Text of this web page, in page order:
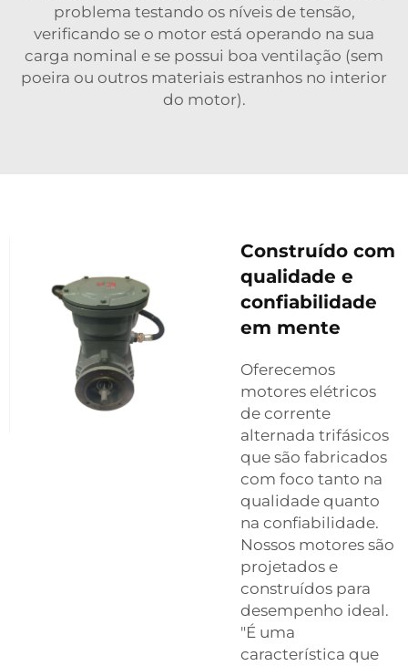
problema testando os níveis de tensão,
verificando se o motor está operando na sua
carga nominal e se possui boa ventilação (sem
poeira ou outros materiais estranhos no interior
do motor).
Construído com
qualidade e
confiabilidade
em mente
Oferecemos
motores elétricos
de corrente
alternada trifásicos
que são fabricados
com foco tanto na
qualidade quanto
na confiabilidade.
Nossos motores são
projetados e
construídos para
desempenho ideal.
"É uma
característica que